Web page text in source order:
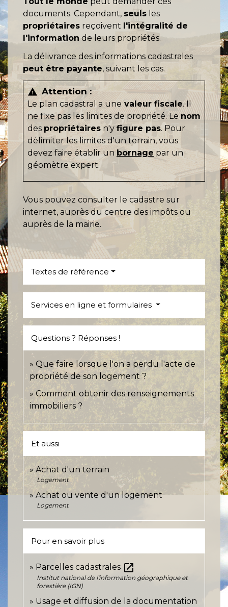
documents. Cependant, seuls les
propriétaires reçoivent l'intégralité de
l'information de leurs propriétés.
La délivrance des informations cadastrales
peut être payante, suivant les cas.
warning Attention :
Le plan cadastral a unevaleur fiscale. Il
ne fixe pas les limites de propriété. Lenom
des propriétaires n'y figure pas. Pour
délimiter les limites d'un terrain, vous
devez faire établir un bornage par un
géomètre expert.
Vous pouvez consulter le cadastre sur
internet, auprès du centre des impôts ou
auprès de la mairie.
Textes de référence
Services en ligne et formulaires
Questions ? Réponses !
Que faire lorsque l'on a perdu l'acte de
propriété de son logement ?
Comment obtenir des renseignements
immobiliers ?
Et aussi
Achat d'un terrain
Logement
Achat ou vente d'un logement
Logement
Pour en savoir plus
Parcelles cadastrales open_in_new
Institut national de l'information géographique et
forestière (IGN)
Usage et diffusion de la documentation